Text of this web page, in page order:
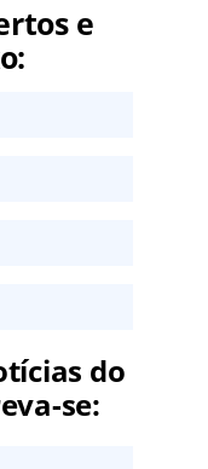
e
do
se: